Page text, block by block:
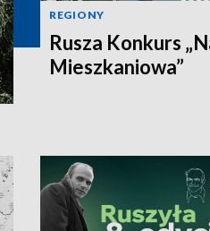
REGIONY
Rusza Konkurs
Mieszkaniowa”